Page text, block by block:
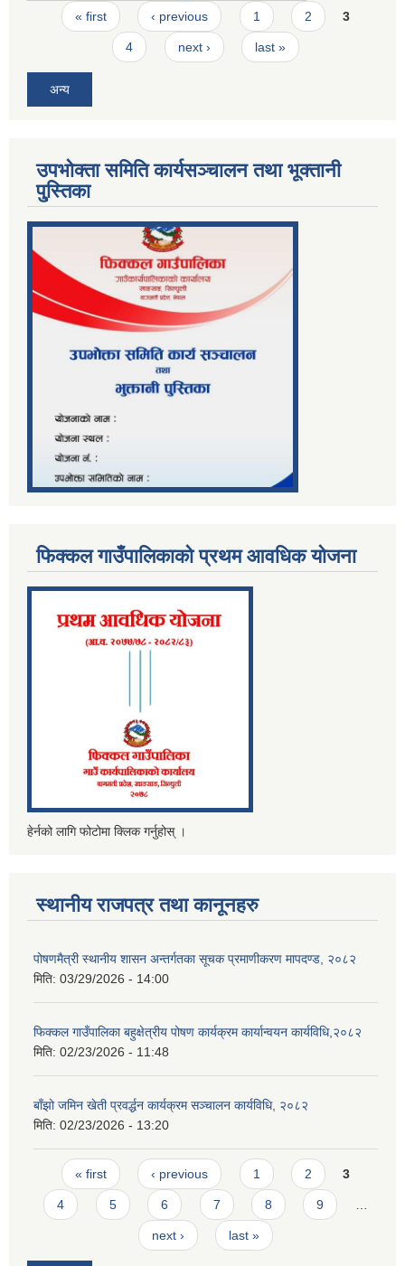
Pages
« first ‹ previous 1 2 3
4 next › last »
अन्य
उपभोक्ता समिति कार्यसञ्चालन तथा भूक्तानी
पु्स्तिका
फिक्कल गाउँपालिकाको प्रथम आवधिक योजना
हेर्नको लागि फोटोमा क्लिक गर्नुहोस् ।
स्थानीय राजपत्र तथा कानूनहरु
पोषणमैत्री स्थानीय शासन अन्तर्गतका सूचक प्रमाणीकरण मापदण्ड, २०८२
मिति: 03/29/2026 - 14:00
फिक्कल गाउँपालिका बहुक्षेत्रीय पोषण कार्यक्रम कार्यान्वयन कार्यविधि,२०८२
मिति: 02/23/2026 - 11:48
बाँझो जमिन खेती प्रवर्द्धन कार्यक्रम सञ्‍चालन कार्यविधि, २०८२
मिति: 02/23/2026 - 13:20
Pages
« first ‹ previous 1 2 3
4 5 6 7 8 9 …
next › last »